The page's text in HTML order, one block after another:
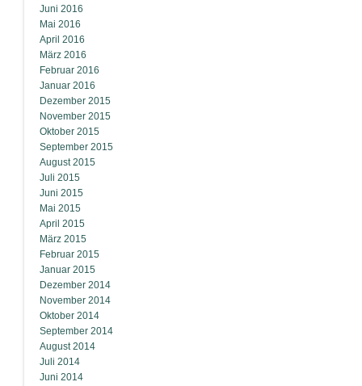
Juni 2016
Mai 2016
April 2016
März 2016
Februar 2016
Januar 2016
Dezember 2015
November 2015
Oktober 2015
September 2015
August 2015
Juli 2015
Juni 2015
Mai 2015
April 2015
März 2015
Februar 2015
Januar 2015
Dezember 2014
November 2014
Oktober 2014
September 2014
August 2014
Juli 2014
Juni 2014